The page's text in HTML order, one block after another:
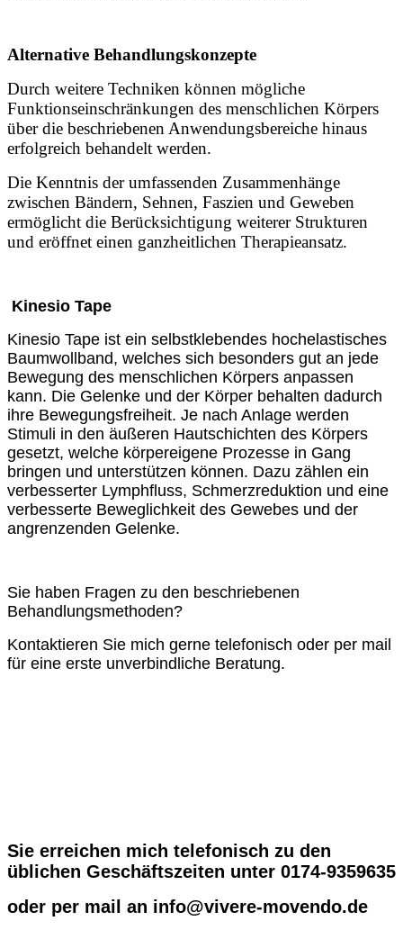
Alternative Behandlungskonzepte
Durch weitere Techniken können mögliche
Funktionseinschränkungen des menschlichen Körpers
über die beschriebenen Anwendungsbereiche hinaus
erfolgreich behandelt werden.
Die Kenntnis der umfassenden Zusammenhänge
zwischen Bändern, Sehnen, Faszien und Geweben
ermöglicht die Berücksichtigung weiterer Strukturen
und eröffnet einen ganzheitlichen Therapieansatz.
Kinesio Tape
Kinesio Tape ist ein selbstklebendes hochelastisches
Baumwollband, welches sich besonders gut an jede
Bewegung des menschlichen Körpers anpassen
kann. Die Gelenke und der Körper behalten dadurch
ihre Bewegungsfreiheit. Je nach Anlage werden
Stimuli in den äußeren Hautschichten des Körpers
gesetzt, welche körpereigene Prozesse in Gang
bringen und unterstützen können. Dazu zählen ein
verbesserter Lymphfluss, Schmerzreduktion und eine
verbesserte Beweglichkeit des Gewebes und der
angrenzenden Gelenke.
Sie haben Fragen zu den beschriebenen
Behandlungsmethoden?
Kontaktieren Sie mich gerne telefonisch oder per mail
für eine erste unverbindliche Beratung.
Sie erreichen mich telefonisch zu den
üblichen Geschäftszeiten unter 0174-9359635
oder per mail an info@vivere-movendo.de